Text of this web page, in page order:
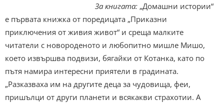
За книгата: „Домашни истории“
е първата книжка от поредицата „Приказни
приключения от живия живот“ и среща малките
читатели с новороденото и любопитно мишле Мишо,
което извършва подвизи, бягайки от Котанка, като по
пътя намира интересни приятели в градината.
„Разказваха им на другите деца за чудовища, феи,
пришълци от други планети и всякакви страхотии. А